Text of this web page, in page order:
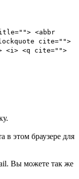
<abbr
cite="">
<i> <q cite="">
в этом браузере для
Вы можете так же